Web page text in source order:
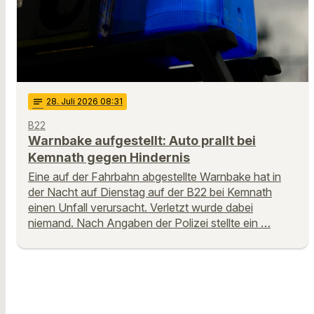
notes 28. Juli 2026 08:31
B22
Warnbake aufgestellt: Auto prallt bei
Kemnath gegen Hindernis
Eine auf der Fahrbahn abgestellte Warnbake hat in
der Nacht auf Dienstag auf der B22 bei Kemnath
einen Unfall verursacht. Verletzt wurde dabei
niemand. Nach Angaben der Polizei stellte ein …